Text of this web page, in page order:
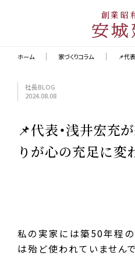
創業昭
ホーム 家づくりコラム
社長BLOG
2024.08.08
📌代表・浅井宏充
りが心の充足に変
私の実家には築50年程
は殆ど使われていません